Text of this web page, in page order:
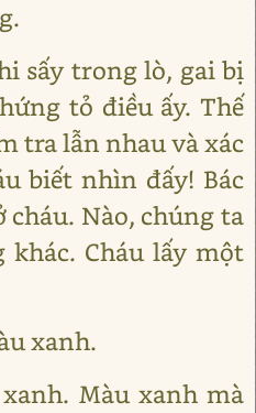
sấy trong lò, gai bị
tỏ điều ấy. Thế
tra lẫn nhau và xác
biết nhìn đấy! Bác
Nào, chúng ta
khác. Cháu lấy một
xanh.
Màu xanh mà